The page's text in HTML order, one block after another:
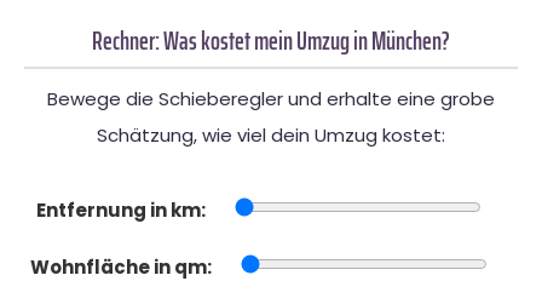
Rechner: Was kostet mein Umzug in München?
Bewege die Schieberegler und erhalte eine grobe
Schätzung, wie viel dein Umzug kostet:
Entfernung in km:
Wohnfläche in qm: